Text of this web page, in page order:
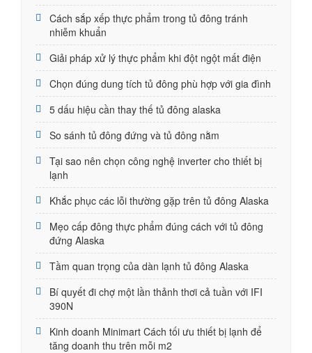
Cách sắp xếp thực phẩm trong tủ đông tránh
nhiễm khuẩn
Giải pháp xử lý thực phẩm khi đột ngột mất điện
Chọn đúng dung tích tủ đông phù hợp với gia đình
5 dấu hiệu cần thay thế tủ đông alaska
So sánh tủ đông đứng và tủ đông nằm
Tại sao nên chọn công nghệ inverter cho thiết bị
lạnh
Khắc phục các lỗi thường gặp trên tủ đông Alaska
Mẹo cấp đông thực phẩm đúng cách với tủ đông
đứng Alaska
Tầm quan trọng của dàn lạnh tủ đông Alaska
Bí quyết đi chợ một lần thảnh thơi cả tuần với IFI
390N
Kinh doanh Minimart Cách tối ưu thiết bị lạnh để
tăng doanh thu trên mỗi m2